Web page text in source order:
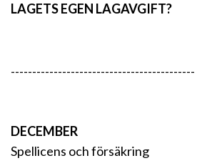
LAGETS EGEN LAGAVGIFT?
-------------------------------------------
DECEMBER
Spellicens och försäkring